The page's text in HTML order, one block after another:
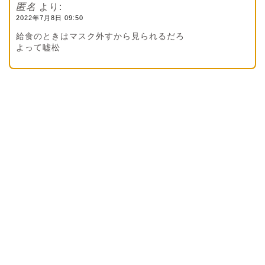
匿名 より:
2022年7月8日 09:50
給食のときはマスク外すから見られるだろ
よって嘘松